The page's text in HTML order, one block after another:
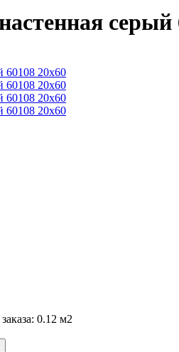
серый
0.12 м2